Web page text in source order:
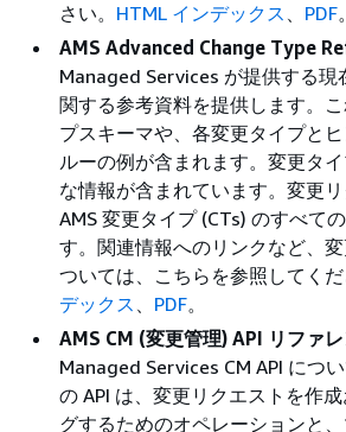
さい。 HTML インデックス 、 PDF。
AMS Advanced Change Type
Managed Services が提供する現
関する参考資料を提供します。
プスキーマや、各変更タイプと
ルーの例が含まれます。変更タ
な情報が含まれています。変更リ
AMS 変更タイプ (CTs) のすべて
す。関連情報へのリンクなど、
ついては、こちらを参照してくだ
デックス 、 PDF。
AMS CM (変更管理) API リファ
Managed Services CM API につ
の API は、変更リクエストを作
グするためのオペレーションと